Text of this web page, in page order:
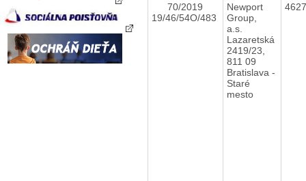
70/2019
19/46/54O/483
Newport
Group,
a.s.
Lazaretská
2419/23,
811 09
Bratislava -
Staré
mesto